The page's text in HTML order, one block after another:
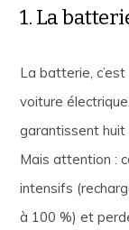
1. La
La batterie, c’est
voiture
garantissent huit
Mais attention :
intensifs
à 100 %) et